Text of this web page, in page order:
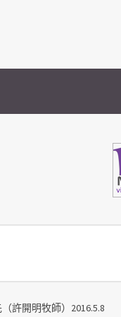
許開明牧師）2016.5.8